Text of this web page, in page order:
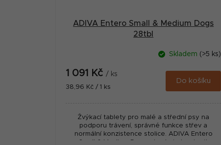
ADIVA Entero Small & Medium Dogs
28tbl
Skladem (>5 ks)
1 091 Kč / ks
Měrná
38,96 Kč / 1 ks
Do košíku
Žvýkací tablety pro malé a střední psy na
podporu trávení, správné funkce střev a
normální konzistence stolice. ADIVA Entero